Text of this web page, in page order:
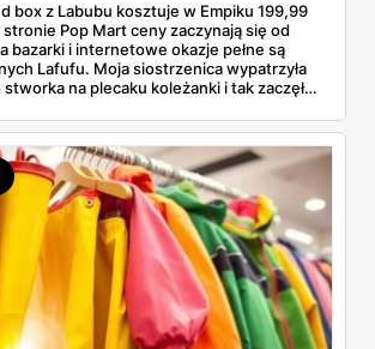
box z Labubu kosztuje w Empiku 199,99
stronie Pop Mart ceny zaczynają się od
bazarki i internetowe okazje pełne są
Lafufu. Moja siostrzenica wypatrzyła
na plecaku koleżanki i tak zaczęło
poznać, że sprzedawca nie wciska nam
wszystko, czego się dowiedziałam —
wpadką, o której za chwilę.